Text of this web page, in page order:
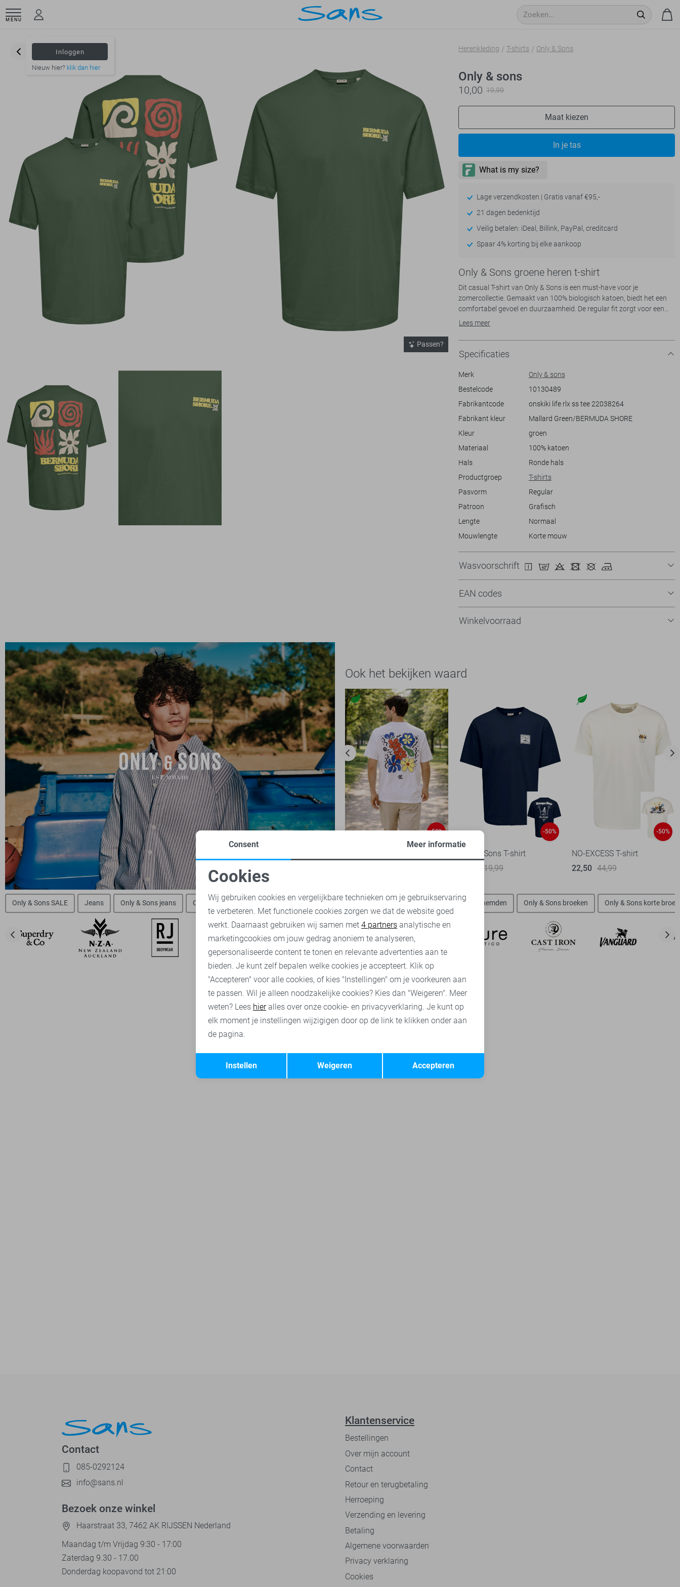
MENU
Inloggen
Nieuw hier? klik dan hier
Passen?
Herenkleding T-shirts Only & Sons
Only & sons
10,00 19,99
Maat kiezen
In je tas
Lage verzendkosten | Gratis vanaf €95,-
21 dagen bedenktijd
Veilig betalen: iDeal, Billink, PayPal, creditcard
Spaar 4% korting bij elke aankoop
Only & Sons groene heren t-shirt
Dit casual T-shirt van Only & Sons is een must-have voor je
zomercollectie. Gemaakt van 100% biologisch katoen, biedt het een
comfortabel gevoel en duurzaamheid. De regular fit zorgt voor een
relaxte pasvorm, ideaal voor warme dagen. Met een ronde hals en
look. De subtiele grafische print op de borst en opvallende
ontwerpdetails op de achterkant geven dit T-shirt een unieke
uitstraling zonder afbreuk te doen aan het draagcomfort.
Het groene T-shirt kan gecombineerd worden met een lichte jeans of
brengen een vleugje speelsheid in je outfit, waardoor het ook perfect
is voor informele bijeenkomsten of een zomerse barbecue. Dankzij de
normale lengte en het casual ontwerp is dit T-shirt veelzijdig en
kledingstuk een aanvulling zijn op jouw garderobe voor een
moeiteloze zomerstijl.
Lees meer
Specificaties
Merk
Only & sons
Bestelcode
10130489
Fabrikantcode
onskiki life rlx ss tee 22038264
Fabrikant kleur
Mallard Green/BERMUDA SHORE
Kleur
groen
Materiaal
100% katoen
Hals
Ronde hals
Productgroep
T-shirts
Pasvorm
Regular
Patroon
Grafisch
Lengte
Normaal
Mouwlengte
Korte mouw
Wasvoorschrift
EAN codes
Winkelvoorraad
Ook het bekijken waard
-50% -50%
Only & Sons T-shirt
19,99
-50%
NO-EXCESS T-shirt
22,50 44,99
Only & Sons SALE Jeans Only & Sons jeans Only & Sons truien Only & Sons sweaters Only & Sons t-shirts Only & Sons overhemden Only & Sons broeken Only & Sons korte
Contact
085-0292124
info@sans.nl
Bezoek onze winkel
Haarstraat 33, 7462 AK RIJSSEN Nederland
Maandag t/m Vrijdag 9:30 - 17:00
Zaterdag 9.30 - 17.00
Donderdag koopavond tot 21:00
Klantenservice
Bestellingen
Over mijn account
Contact
Retour en terugbetaling
Herroeping
Verzending en levering
Betaling
Algemene voorwaarden
Privacy verklaring
Cookies
Noodzakelijke cookies
Analytische cookies Marketing cookies
Terug Opslaan
Consent Meer informatie
Cookies
Wij gebruiken cookies en vergelijkbare technieken om je gebruikservaring
te verbeteren. Met functionele cookies zorgen we dat de website goed
werkt. Daarnaast gebruiken wij samen met 4 partners analytische en
marketingcookies om jouw gedrag anoniem te analyseren,
gepersonaliseerde content te tonen en relevante advertenties aan te
bieden. Je kunt zelf bepalen welke cookies je accepteert. Klik op
"Accepteren" voor alle cookies, of kies "Instellingen" om je voorkeuren aan
te passen. Wil je alleen noodzakelijke cookies? Kies dan "Weigeren". Meer
weten? Lees hieralles over onze cookie- en privacyverklaring. Je kunt op
elk moment je instellingen wijzigigen door op de link te klikken onder aan
de pagina.
Accepteren
Weigeren
Instellen